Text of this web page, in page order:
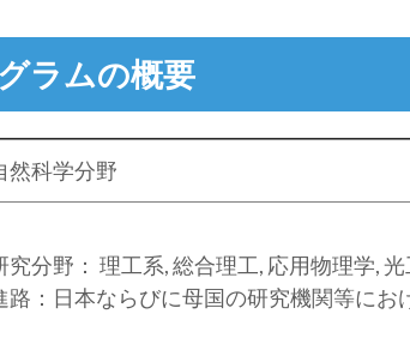
ラムの概要
然科学分野
究分野： 理工系, 総合理工, 応用物理学,
路：日本ならびに母国の研究機関等にお